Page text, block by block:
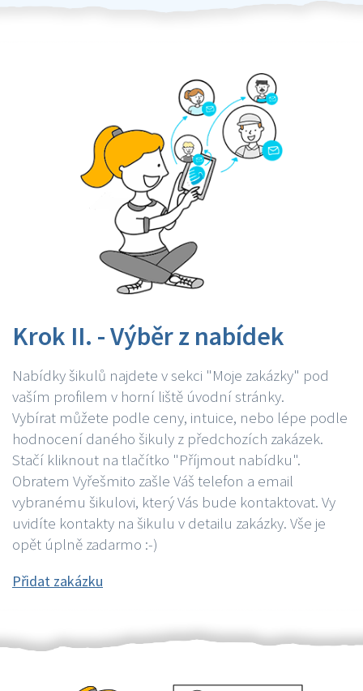
Krok II. - Výběr z nabídek
Nabídky šikulů najdete v sekci "Moje zakázky" pod
vaším profilem v horní liště úvodní stránky.
Vybírat můžete podle ceny, intuice, nebo lépe podle
hodnocení daného šikuly z předchozích zakázek.
Stačí kliknout na tlačítko "Příjmout nabídku".
Obratem Vyřešmito zašle Váš telefon a email
vybranému šikulovi, který Vás bude kontaktovat. Vy
uvidíte kontakty na šikulu v detailu zakázky. Vše je
opět úplně zadarmo :-)
Přidat zakázku